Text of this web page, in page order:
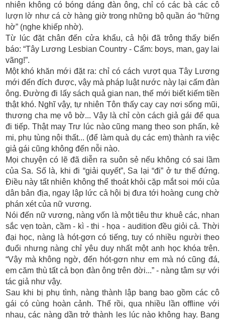
nhiên không có bóng dáng đàn ông, chỉ có các bà các cô
lượn lờ như cá cờ hàng giờ trong những bộ quần áo “hững
hờ” (nghe khiếp nhờ).
Từ lúc đặt chân đến cửa khẩu, cả hội đã trông thấy biển
báo: “Tây Lương Lesbian Country - Cấm: boys, man, gay lai
vãng!”.
Một khó khăn mới đặt ra: chỉ có cách vượt qua Tây Lương
mới đến đích được, vậy mà pháp luật nước này lại cấm đàn
ông. Đường đi lấy sách quả gian nan, thế mới biết kiếm tiền
thật khó. Nghĩ vậy, tự nhiên Tôn thấy cay cay nơi sống mũi,
thương cha mẹ vô bờ... Vậy là chỉ còn cách giả gái để qua
đi tiếp. Thật may Trư lúc nào cũng mang theo son phấn, kẻ
mi, phụ tùng nội thất... (để làm quà dụ các em) thành ra việc
giả gái cũng không đến nỗi nào.
Mọi chuyện có lẽ đã diễn ra suôn sẻ nếu không có sai lầm
của Sa. Số là, khi đi “giải quyết”, Sa lại “đi” ở tư thế đứng.
Điều này tất nhiên không thể thoát khỏi cặp mắt soi mói của
dân bản địa, ngay lập lức cả hội bị đưa tới hoàng cung chờ
phán xét của nữ vương.
Nói đến nữ vương, nàng vốn là một tiêu thư khuê các, nhan
sắc vẹn toàn, cầm - kì - thi - họa - audition đều giỏi cả. Thời
đại học, nàng là hót-gơn có tiếng, tuy có nhiều người theo
đuổi nhưng nàng chỉ yêu duy nhất một anh học khóa trên.
“Vậy mà không ngờ, đến hót-gơn như em mà nó cũng đá,
em căm thù tất cả bọn đàn ông trên đời...” - nàng tâm sự với
tác giả như vậy.
Sau khi bị phụ tình, nàng thành lập bang bao gồm các cô
gái có cùng hoàn cảnh. Thế rồi, qua nhiều lần offline với
nhau, các nàng dần trở thành les lúc nào không hay. Bang